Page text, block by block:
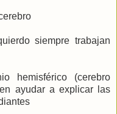
siempre trabajan
hemisférico (cerebro
ayudar a explicar las